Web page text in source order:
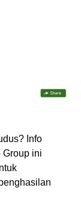
Info
Group ini